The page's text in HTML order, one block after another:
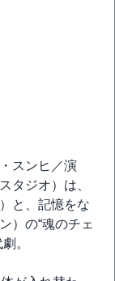
スンヒ／演
タジオ）は、
と、記憶をな
）の“魂のチェ
。